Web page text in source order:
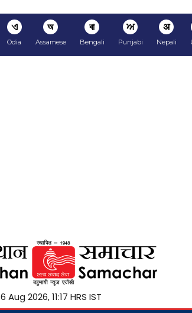
ଏ
Odia
অ
Assamese
বা
Bengali
ਅ
Punjabi
अ
Nepali
6 Aug 2026, 11:17 HRS IST